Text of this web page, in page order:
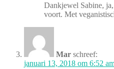
Dankjewel Sabine,
voort. Met
Mar schreef:
januari 13, 2018 om 6:52